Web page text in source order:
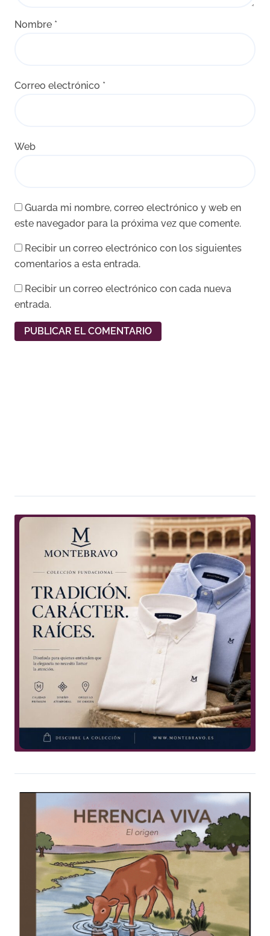
Nombre *
Correo electrónico *
Web
Guarda mi nombre, correo electrónico y web en
este navegador para la próxima vez que comente.
Recibir un correo electrónico con los siguientes
comentarios a esta entrada.
Recibir un correo electrónico con cada nueva
entrada.